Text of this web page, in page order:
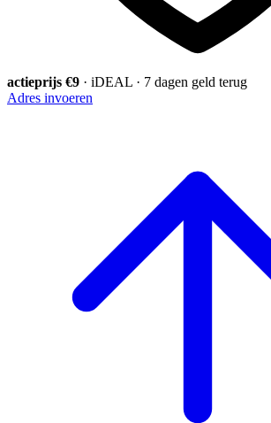
actieprijs €9 · iDEAL · 7 dagen geld terug
Adres invoeren